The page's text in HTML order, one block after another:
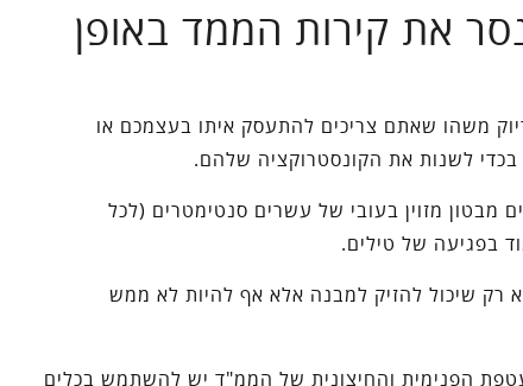
את קירות הממד באופן
משהו שאתם צריכים להתעסק איתו בעצמכם או
לשנות את הקונסטרוקציה שלהם.
מבטון מזוין בעובי של עשרים סנטימטרים (לכל
בפגיעה של טילים.
רק שיכול להזיק למבנה אלא אף להיות לא ממש
הפנימית והחיצונית של הממ"ד יש להשתמש בכלים